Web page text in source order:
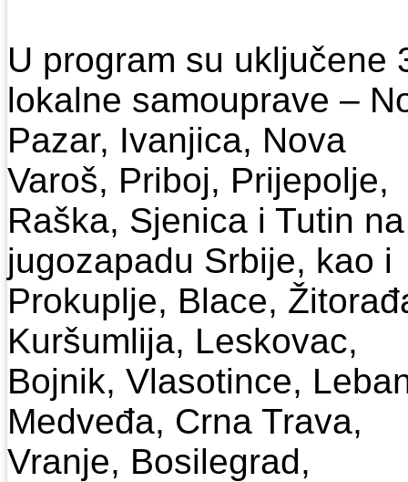
U program su uključene
lokalne samouprave –
Pazar, Ivanjica, Nova
Varoš, Priboj, Prijepolje,
Raška, Sjenica i Tutin na
jugozapadu Srbije, kao i
Prokuplje, Blace,
Kuršumlija, Leskovac,
Bojnik, Vlasotince,
Medveđa, Crna Trava,
Vranje, Bosilegrad,